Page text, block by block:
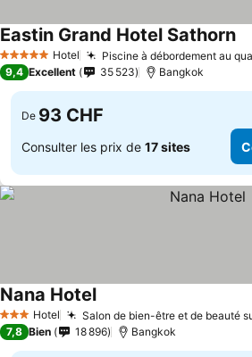
5 Étoiles Hotel Piscine à débordement au
Eastin Grand Hotel Sathorn
9,4 Excellent 35 523 Bangkok
De 93 CHF
Consulter les prix de 17 sites
3 ÉtoilesHotel Salon de bien-être et de beauté
Nana HotelConsulter les prix
7,8 Bien 18 896 Bangkok